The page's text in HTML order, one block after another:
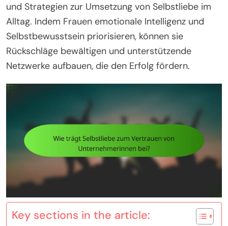
und Strategien zur Umsetzung von Selbstliebe im
Alltag. Indem Frauen emotionale Intelligenz und
Selbstbewusstsein priorisieren, können sie
Rückschläge bewältigen und unterstützende
Netzwerke aufbauen, die den Erfolg fördern.
Key sections in the article: